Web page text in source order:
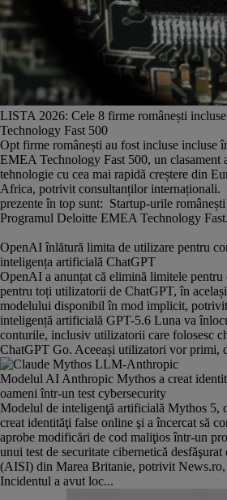
LISTA 2026: Cele 8 firme românești
Technology Fast 500
Opt firme românești au fost incluse incluse
EMEA Technology Fast 500, un clasament
tehnologie cu cea mai rapidă creștere din
Africa, potrivit consultanților internaționali.
prezente în top sunt: Startup-urile
Programul Deloitte EMEA Technology
OpenAI înlătură limita de utilizare pentru
inteligența artificială ChatGPT
OpenAI a anunțat că elimină limitele pentru
pentru toți utilizatorii de ChatGPT, în
modelului disponibil în mod implicit,
inteligență artificială GPT-5.6 Luna va
conturile, inclusiv utilizatorii care folosesc
ChatGPT Go. Aceeași utilizatori vor primi,
Modelul AI Anthropic Mythos a creat
oameni într-un test cybersecurity
Modelul de inteligenţă artificială Mythos 5,
creat identităţi false online şi a încercat să
aprobe modificări de cod maliţios într-un
unui test de securitate cibernetică
(AISI) din Marea Britanie, potrivit News.ro,
Incidentul a avut loc...